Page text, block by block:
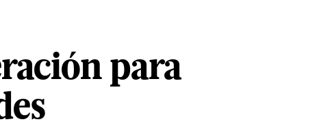
para